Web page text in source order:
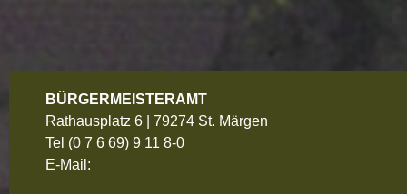
BÜRGERMEISTERAMT
Rathausplatz 6 | 79274 St. Märgen
Tel (0 7 6 69) 9 11 8-0
E-Mail: